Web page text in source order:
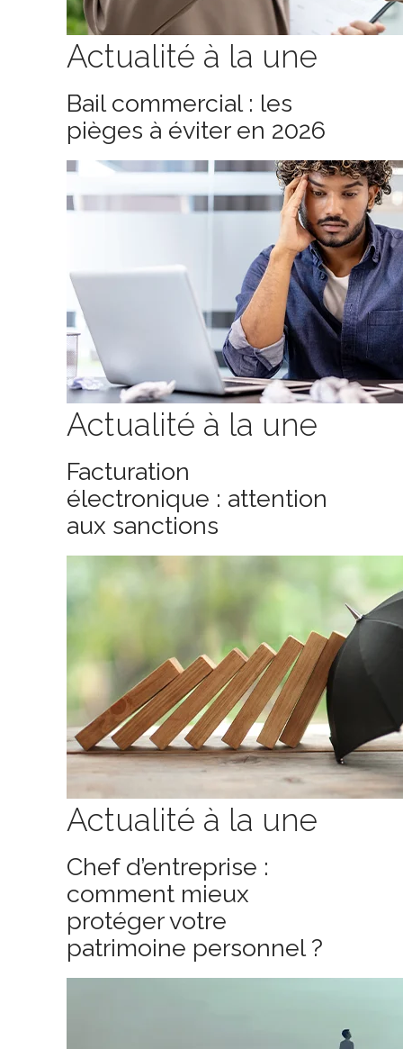
Actualité à la une
Bail commercial : les
pièges à éviter en 2026
Actualité à la une
Facturation
électronique : attention
aux sanctions
Actualité à la une
Chef d’entreprise :
comment mieux
protéger votre
patrimoine personnel ?